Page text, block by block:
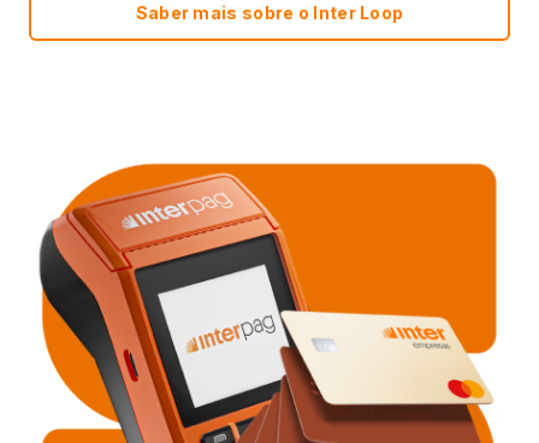
Saber mais sobre o Inter Loop